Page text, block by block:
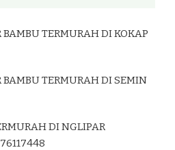
TERMURAH DI KOKAP
TERMURAH DI SEMIN
DI NGLIPAR